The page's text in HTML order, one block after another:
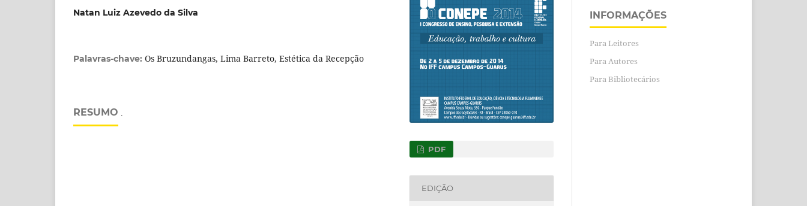
Natan Luiz Azevedo da Silva
Palavras-chave: Os Bruzundangas, Lima Barreto, Estética da Recepção
RESUMO
PDF
EDIÇÃO
INFORMAÇÕES
Para Leitores
Para Autores
Para Bibliotecários